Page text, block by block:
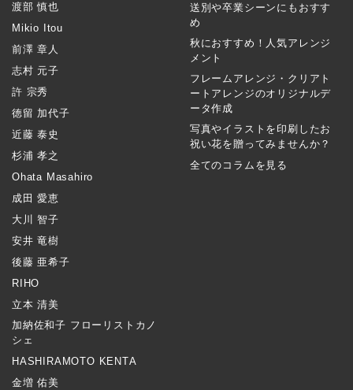
渡部 慎也
Mikio Itou
前澤 章人
志村 元子
許 宗秀
徳留 加代子
近藤 泰史
杉浦 孝之
Ohata Masahiro
成田 愛恵
大川 智子
安井 竜樹
後藤 亜希子
RIHO
立本 清美
加納佐和子 フローリストカノ
シェ
HASHIRAMOTO KENTA
金増 佑美
送別や卒業シーンにもおすす
め
秋におすすめ！人気アレンジ
メント
フレームアレンジ・クリアト
ートアレンジのオリジナルデ
ータ作成
写真やイラストを印刷したお
祝い花を贈ってみませんか？
全てのコラムを見る